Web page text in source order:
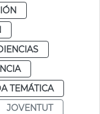
TEMÁTICA
JOVENTUT